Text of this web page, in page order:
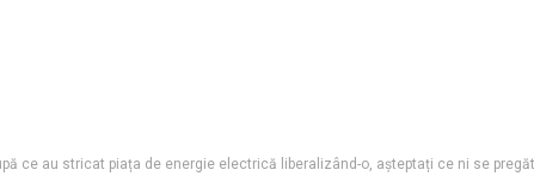
ce au stricat piața de energie electrică liberalizând-o, așteptați ce ni se